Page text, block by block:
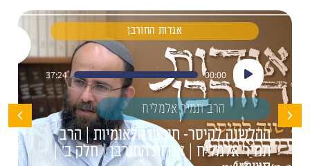
אגדות החורבן
נגן
אודיו
00:00
37:24
הרב תמיר אלמליח
ההלשנה לקיסר- חורבן הלאומיות | הרב
תמיר אלמליח | אגדות החורבן | חלק ב' |